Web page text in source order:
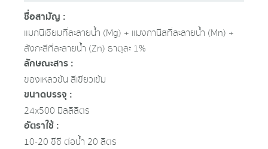
ชื่อสามัญ :
แมกนีเซียมที่ละลายน้ำ (Mg) + แมงกานีสที่ละลายน้ำ (Mn) +
สังกะสีที่ละลายน้ำ (Zn) ธาตุละ 1%
ลักษณะสาร :
ของเหลวข้น สีเขียวเข้ม
ขนาดบรรจุ :
24x500 มิลลิลิตร
อัตราใช้ :
10-20 ซีซี ต่อน้ำ 20 ลิตร